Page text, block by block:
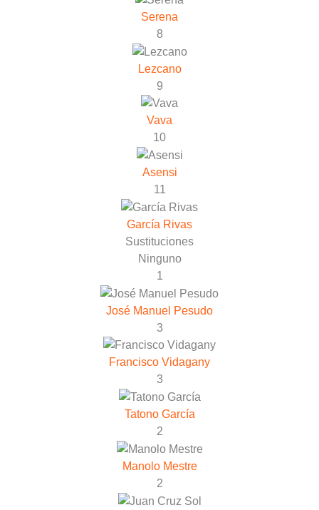
Serena
8
Lezcano
9
Vava
10
Asensi
11
García Rivas
Sustituciones
Ninguno
1
José Manuel Pesudo
3
Francisco Vidagany
3
Tatono García
2
Manolo Mestre
2